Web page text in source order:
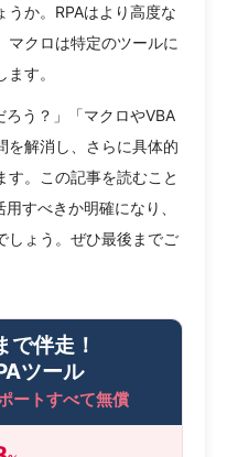
か。RPAはより高度な
マクロは特定のツールに
す。
ろう？」「マクロやVBA
を解消し、さらに具体的
す。この記事を読むこと
すべきか明確になり、
しょう。ぜひ最後までご
で伴走！
ツール
ートすべて無償